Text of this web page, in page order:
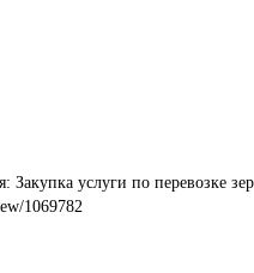
Закупка услуги по перевозке
1069782